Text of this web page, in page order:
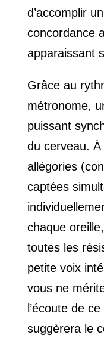
d’accomplir
concordance
apparaissant
Grâce au
métronome,
puissant
du cerveau. À
allégories
captées
chaque
toutes les
petite voix
vous ne
l’écoute de
suggèrera le